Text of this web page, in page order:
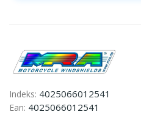
Indeks: 4025066012541
Ean: 4025066012541